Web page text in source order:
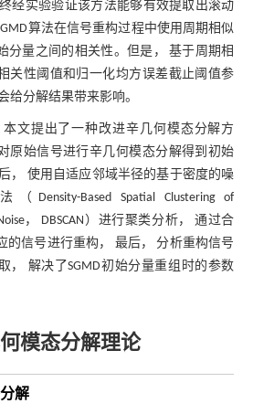
经实验验证该方法能够有效提取出滚动
算法在信号重构过程中使用周期相似
分量之间的相关性。但是， 基于周期相
关性阈值和归一化均方误差截止阈值参
给分解结果带来影响。
文提出了一种改进辛几何模态分解方
原始信号进行辛几何模态分解得到初始
， 使用自适应邻域半径的基于密度的噪
Density-Based Spatial Clustering of
， DBSCAN）进行聚类分析， 通过合
的信号进行重构， 最后， 分析重构信号
， 解决了SGMD初始分量重组时的参数
模态分解理论
解